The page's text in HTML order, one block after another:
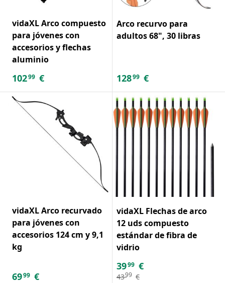
vidaXL Arco compuesto
para jóvenes con
accesorios y flechas
aluminio
10299 €
Arco recurvo para
adultos 68", 30 libras
12899 €
vidaXL Arco recurvado
para jóvenes con
accesorios 124 cm y 9,1
kg
6999 €
vidaXL Flechas de arco
12 uds compuesto
estándar de fibra de
vidrio
3999 €
4399 €